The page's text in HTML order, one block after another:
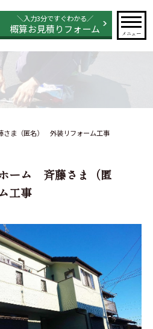
＼入力3分ですぐわかる／
概算お見積りフォーム メニュー
ま（匿名） 外装リフォーム工事
ーム 斉藤さま（匿
工事